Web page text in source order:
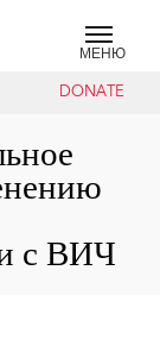
МЕНЮ
DONATE
с ВИЧ